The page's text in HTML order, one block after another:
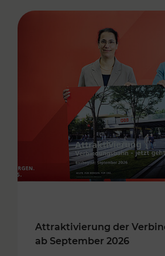
Attraktivierung der
ab September 2026